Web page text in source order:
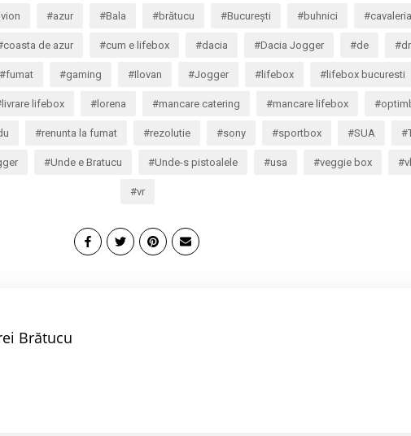
azur Bala brătucu București buhnici cavaleria
coasta de azur cum e lifebox dacia Dacia Jogger de
fumat gaming Ilovan Jogger lifebox lifebox bucuresti
livrare lifebox lorena mancare catering mancare lifebox
renunta la fumat rezolutie sony sportbox SUA
Unde e Bratucu Unde-s pistoalele usa veggie box
vr
Brătucu